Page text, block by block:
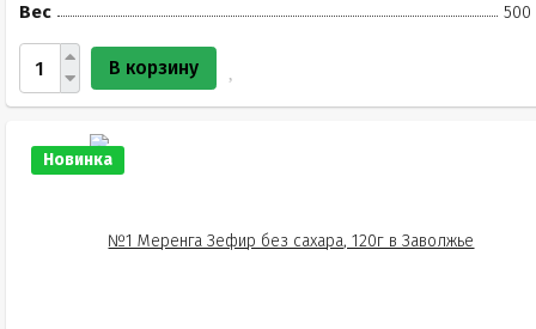
Вес
500
В корзину
Новинка